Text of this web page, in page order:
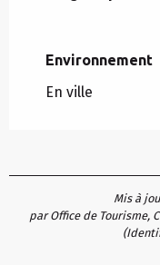
Environnement
Environnement
En ville
Mis à
par Office de Tourisme,